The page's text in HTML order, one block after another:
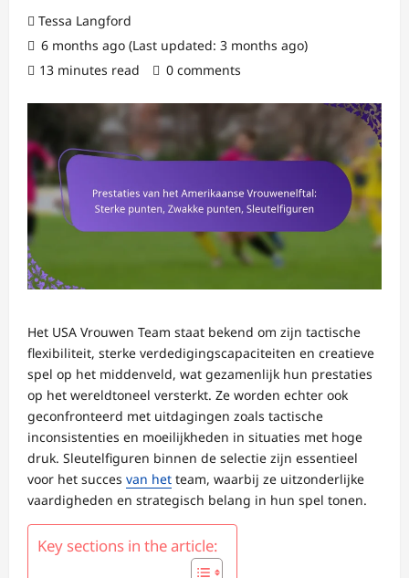
Tessa Langford
6 months ago (Last updated: 3 months ago)
13 minutes read
0 comments
Het USA Vrouwen Team staat bekend om zijn tactische
flexibiliteit, sterke verdedigingscapaciteiten en creatieve
spel op het middenveld, wat gezamenlijk hun prestaties
op het wereldtoneel versterkt. Ze worden echter ook
geconfronteerd met uitdagingen zoals tactische
inconsistenties en moeilijkheden in situaties met hoge
druk. Sleutelfiguren binnen de selectie zijn essentieel
voor het succes van het team, waarbij ze uitzonderlijke
vaardigheden en strategisch belang in hun spel tonen.
Key sections in the article: